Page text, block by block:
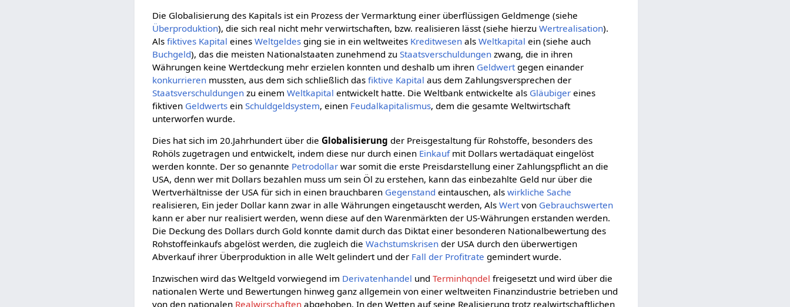
Die Globalisierung des Kapitals ist ein Prozess der Vermarktung einer überflüssigen Geldmenge (siehe
Überproduktion), die sich real nicht mehr verwirtschaften, bzw. realisieren lässt (siehe hierzuWertrealisation).
Alsfiktives Kapital einesWeltgeldes ging sie in ein weltweites Kreditwesen alsWeltkapital ein (siehe auch
Buchgeld), das die meisten Nationalstaaten zunehmend zuStaatsverschuldungen zwang, die in ihren
Währungen keine Wertdeckung mehr erzielen konnten und deshalb um ihren Geldwert gegen einander
konkurrieren mussten, aus dem sich schließlich dasfiktive Kapital aus dem Zahlungsversprechen der
Staatsverschuldungen zu einemWeltkapital entwickelt hatte. Die Weltbank entwickelte als Gläubiger eines
fiktiven Geldwerts einSchuldgeldsystem, einen Feudalkapitalismus, dem die gesamte Weltwirtschaft
unterworfen wurde.
Dies hat sich im 20.Jahrhundert über dieGlobalisierung der Preisgestaltung für Rohstoffe, besonders des
Rohöls zugetragen und entwickelt, indem diese nur durch einen Einkaufmit Dollars wertadäquat eingelöst
werden konnte. Der so genannte Petrodollar war somit die erste Preisdarstellung einer Zahlungspflicht an die
USA, denn wer mit Dollars bezahlen muss um sein Öl zu erstehen, kann das einbezahlte Geld nur über die
Wertverhältnisse der USA für sich in einen brauchbaren Gegenstand eintauschen, alswirkliche Sache
realisieren, Ein jeder Dollar kann zwar in alle Währungen eingetauscht werden, AlsWert von Gebrauchswerten
kann er aber nur realisiert werden, wenn diese auf den Warenmärkten der US-Währungen erstanden werden.
Die Deckung des Dollars durch Gold konnte damit durch das Diktat einer besonderen Nationalbewertung des
Rohstoffeinkaufs abgelöst werden, die zugleich dieWachstumskrisen der USA durch den überwertigen
Abverkauf ihrer Überproduktion in alle Welt gelindert und der Fall der Profitrate gemindert wurde.
Inzwischen wird das Weltgeld vorwiegend im Derivatenhandel undTerminhqndel freigesetzt und wird über die
nationalen Werte und Bewertungen hinweg ganz allgemein von einer weltweiten Finanzindustrie betrieben und
von den nationalen Realwirschaften abgehoben. In den Wetten auf seine Realisierung trotz realwirtschaftlichen